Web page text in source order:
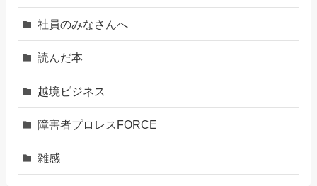
社員のみなさんへ
読んだ本
越境ビジネス
障害者プロレスFORCE
雑感